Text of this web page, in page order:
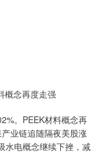
概念再度走强
。PEEK材料概念再
业链追随隔夜美股涨
水电概念继续下挫，减